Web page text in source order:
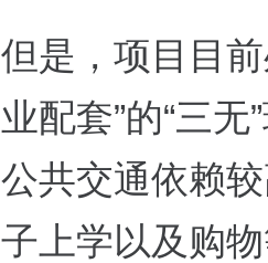
但是，项目目
业配套”的“三
公共交通依赖
子上学以及购